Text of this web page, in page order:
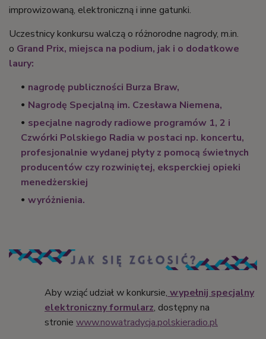
improwizowaną, elektroniczną i inne gatunki.
Uczestnicy konkursu walczą o różnorodne nagrody, m.in.
o Grand Prix, miejsca na podium, jak i o dodatkowe
laury:
nagrodę publiczności Burza Braw,
Nagrodę Specjalną im. Czesława Niemena,
specjalne nagrody radiowe programów 1, 2 i
Czwórki Polskiego Radia w postaci np. koncertu,
profesjonalnie wydanej płyty z pomocą świetnych
producentów czy rozwiniętej, eksperckiej opieki
menedżerskiej
wyróżnienia.
Aby wziąć udział w konkursie, wypełnij specjalny
elektroniczny formularz, dostępny na
stronie www.nowatradycja.polskieradio.pl